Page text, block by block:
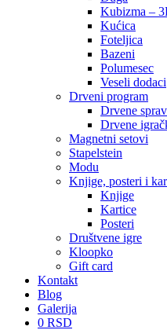
Kubizma –
Kućica
Foteljica
Bazeni
Polumesec
Veseli dodaci
Drveni program
Drvene
Drvene
Magnetni setovi
Stapelstein
Modu
Knjige, posteri i
Knjige
Kartice
Posteri
Društvene igre
Kloopko
Gift card
Kontakt
Blog
Galerija
0 RSD